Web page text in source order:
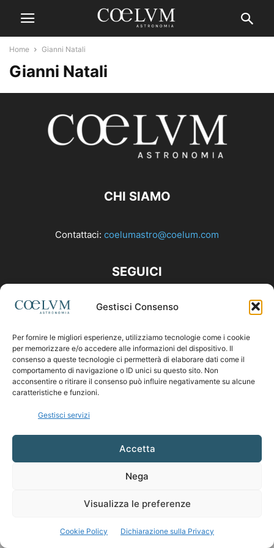
Gestisci Consenso
Per fornire le migliori esperienze, utilizziamo tecnologie come i cookie
per memorizzare e/o accedere alle informazioni del dispositivo. Il
consenso a queste tecnologie ci permetterà di elaborare dati come il
comportamento di navigazione o ID unici su questo sito. Non
acconsentire o ritirare il consenso può influire negativamente su alcune
caratteristiche e funzioni.
Gestisci servizi
Accetta
Nega
Visualizza le preferenze
Cookie Policy Dichiarazione sulla Privacy
Home Gianni Natali
Gianni Natali
CHI SIAMO
Contattaci: coelumastro@coelum.com
SEGUICI